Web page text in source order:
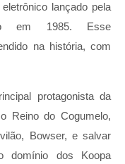
lançado pela
em 1985. Esse
na história, com
protagonista da
Reino do Cogumelo,
Bowser, e salvar
domínio dos Koopa